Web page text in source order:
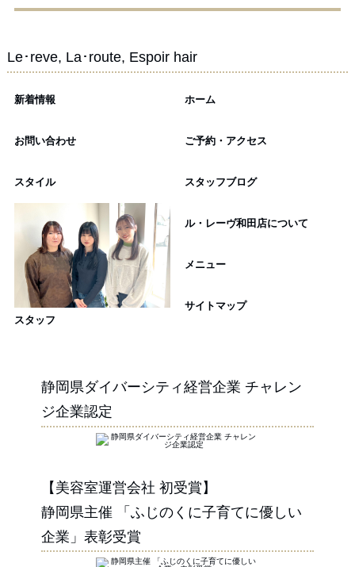
Le･reve, La･route, Espoir hair
新着情報 ホーム
お問い合わせ ご予約・アクセス
スタイル スタッフブログ
スタッフ
ル・レーヴ和田店について
メニュー
サイトマップ
静岡県ダイバーシティ経営企業 チャレン
ジ企業認定
【美容室運営会社 初受賞】
静岡県主催 「ふじのくに子育てに優しい
企業」表彰受賞